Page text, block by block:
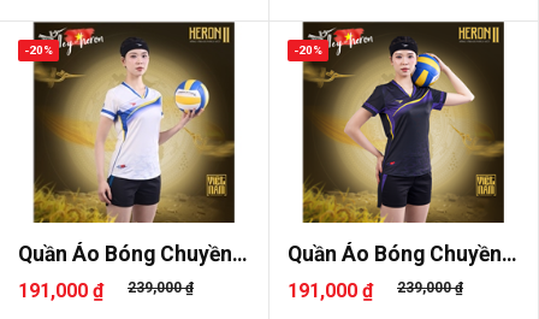
Quần Áo Bóng Chuyền
Beyono H..
191,000 ₫ 239,000 ₫
-20%
Quần Áo Bóng Chuyền
Beyono H..
191,000 ₫ 239,000 ₫
-20%